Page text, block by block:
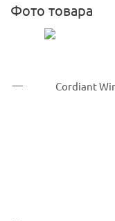
Фото товара